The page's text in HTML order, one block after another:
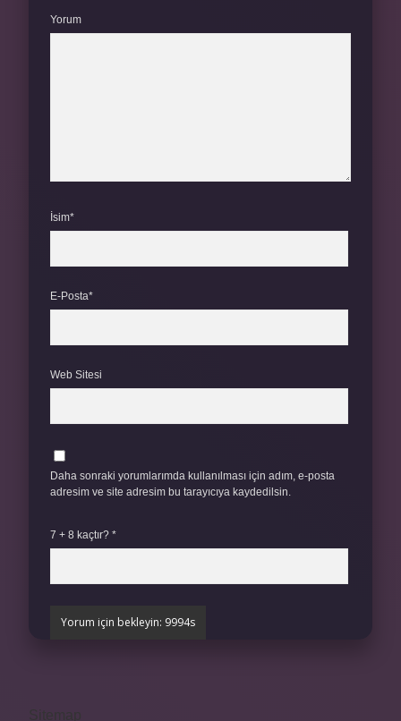
Yorum
İsim*
E-Posta*
Web Sitesi
Daha sonraki yorumlarımda kullanılması için adım, e-posta
adresim ve site adresim bu tarayıcıya kaydedilsin.
7 + 8 kaçtır? *